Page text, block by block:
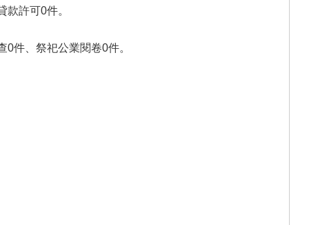
許可0件。
件、祭祀公業閱卷0件。